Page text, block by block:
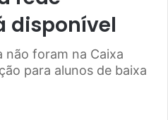
disponível
não foram na Caixa
para alunos de baixa